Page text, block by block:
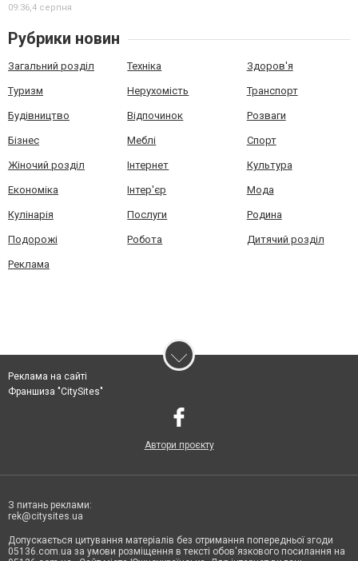
09:36,4 серпня
Рубрики новин
Загальний розділ Техніка Здоров'я
Туризм Нерухомість Транспорт
Будівництво Відпочинок Розваги
Бізнес Меблі Спорт
Жіночий розділ Інтернет Культура
Економіка Інтер'єр Мода
Кулінарія Послуги Родина
Подорожі Робота Дитячий розділ
Реклама
Реклама на сайті
Франшиза "CitySites"
Автори проєкту
З питань реклами:
rek@citysites.ua
Допускається цитування матеріалів без отримання попередньої згоди
05136.com.ua за умови розміщення в тексті обов'язкового посилання на